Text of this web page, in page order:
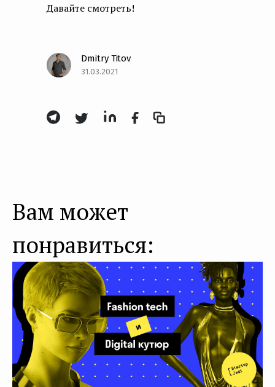
Давайте смотреть!
Dmitry Titov
31.03.2021
Вам может
понравиться: